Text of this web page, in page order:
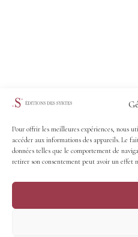
Pour offrir les meilleures expériences, nous
accéder aux informations des appareils. Le
données telles que le comportement de
retirer son consentement peut avoir un effet